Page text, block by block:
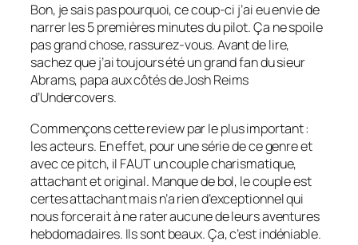
Bon, je sais pas pourquoi, ce coup-ci j’ai eu envie de
narrer les 5 premières minutes dupilot. Ça nespoile
pas grand chose, rassurez-vous. Avant de lire,
sachez que j’ai toujours été un grand fan du sieur
Abrams, papa aux côtés de Josh Reims
d’Undercovers.
Commençons cettereviewpar le plus important :
les acteurs. En effet, pour une série de ce genre et
avec cepitch, il FAUT un couple charismatique,
attachant et original. Manque de bol, le couple est
certes attachant mais n’a rien d’exceptionnel qui
nous forcerait à ne rater aucune de leurs aventures
hebdomadaires. Ils sont beaux. Ça, c’est indéniable.